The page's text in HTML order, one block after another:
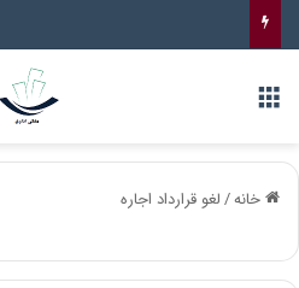
خانه/لغو قرارداد اجاره